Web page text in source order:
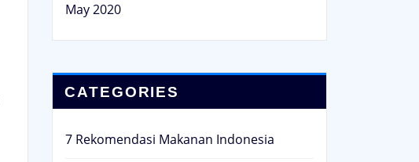
May 2020
CATEGORIES
7 Rekomendasi Makanan Indonesia